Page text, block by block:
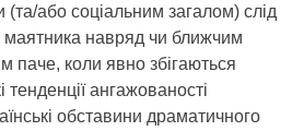
(та/або соціальним загалом) слід
маятника навряд чи ближчим
паче, коли явно збігаються
тенденції ангажованості
обставини драматичного